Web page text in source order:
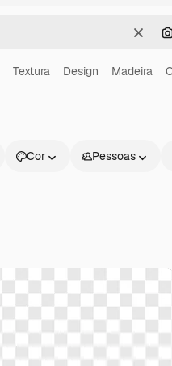
Textura Design Madeira
Cor Pessoas
Começar Empresa